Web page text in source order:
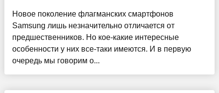
Новое поколение флагманских смартфонов
Samsung лишь незначительно отличается от
предшественников. Но кое-какие интересные
особенности у них все-таки имеются. И в первую
очередь мы говорим о...